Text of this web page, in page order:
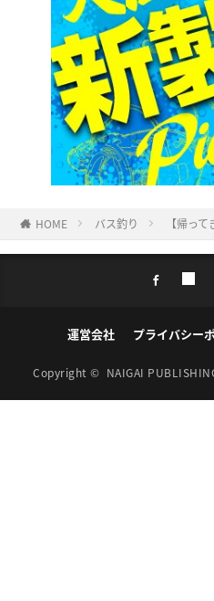
HOME バス釣り 【帰っ
運営会社 プライバシー
Copyright © NAIGAI